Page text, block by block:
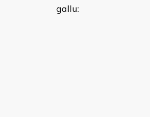
gallu: